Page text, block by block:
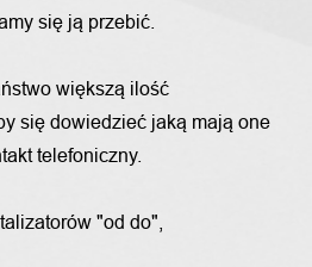
się ją przebić.
większą ilość
się dowiedzieć jaką mają one
telefoniczny.
"od do",